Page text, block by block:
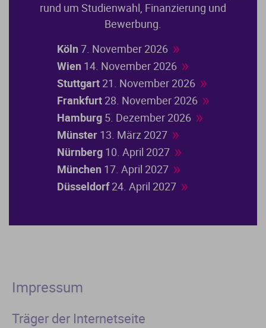
rund um Studienwahl, Finanzierung und
Bewerbung.
Köln 7. November 2026 »
Wien 14. November 2026 »
Stuttgart21. November 2026 »
Frankfurt28. November 2026 »
Hamburg5. Dezember 2026 »
Münster13. März 2027 »
Nürnberg10. April 2027 »
München 17. April 2027 »
Düsseldorf24. April 2027 »
Impressum
Träger der Internetseite